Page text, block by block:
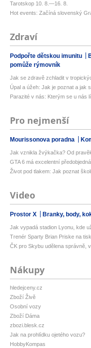
Tarotskop 10. 8.—16. 8.
Hot events: Začíná slovenský
Zdraví
Podpořte dětskou imunitu
pomůže rýmovník
Jak se zdravě zchladit v
Úpal a úžeh: Jak je poznat a jak
Parazité v nás: Kterým se u nás
Pro nejmenší
Mourissonova poradna
Jak vznikla žvýkačka? Od
GTA 6 má excelentní
Život pod tlakem: Jak poznat
Video
Prostor X Branky, body,
Jak vypadá stadion Lyonu, kde
Trenér Sparty Brian Priske na
ČK pro Skybu udělena správně,
Nákupy
hledejceny.cz
Zboží Živě
Osobní vozy
Zboží Dáma
zbozi.blesk.cz
Jak na prohlídku ojetého vozu?
HobbyKompas